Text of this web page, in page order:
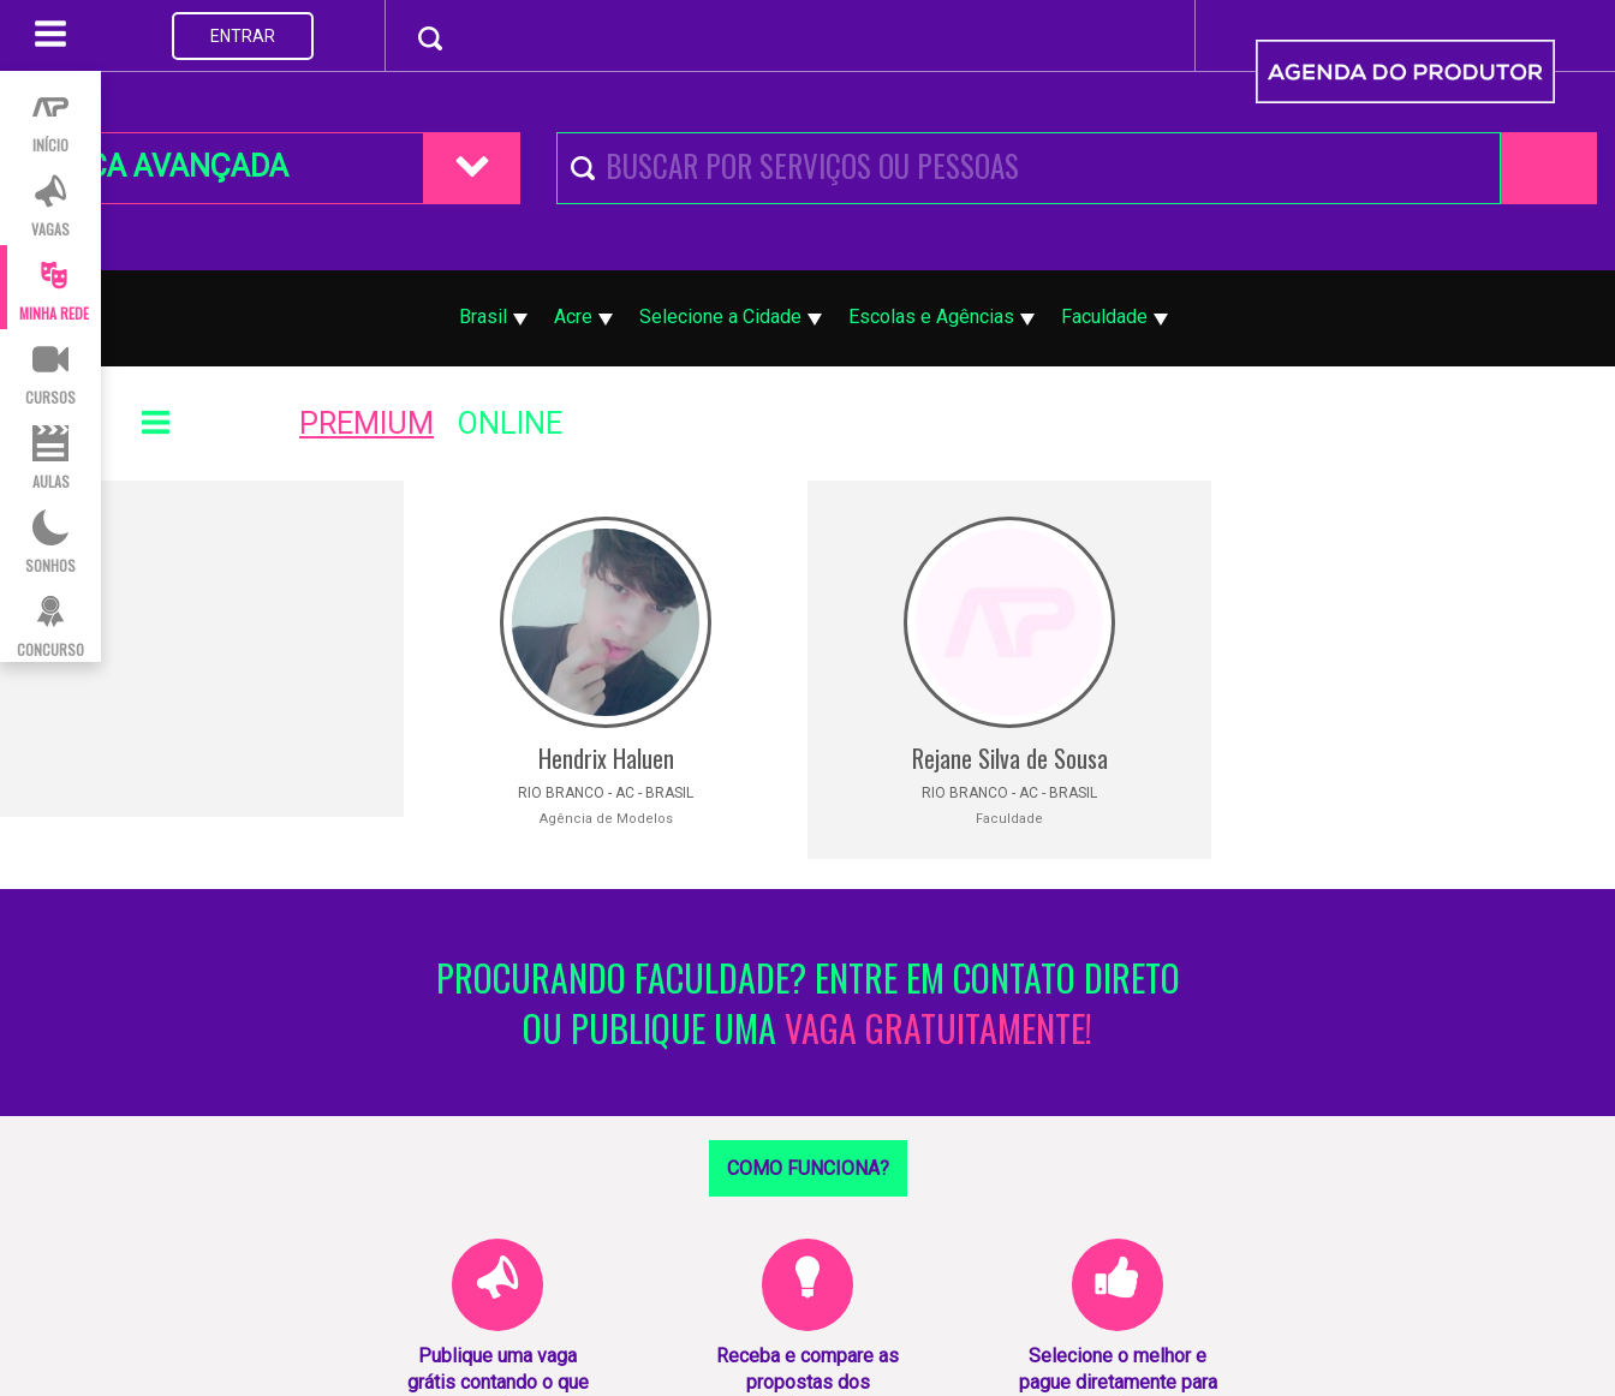
INÍCIO
VAGAS
MINHA REDE
CURSOS
AULAS
SONHOS
CONCURSO
ENTRAR
BUSCA AVANÇADA
Brasil Acre Selecione a Cidade Escolas e Agências Faculdade
PREMIUM ONLINE
Hendrix Haluen
RIO BRANCO - AC - BRASIL
Agência de Modelos
Rejane Silva de Sousa
RIO BRANCO - AC - BRASIL
Faculdade
PROCURANDO FACULDADE? ENTRE EM CONTATO DIRETO
OU PUBLIQUE UMAVAGA GRATUITAMENTE!
COMO FUNCIONA?
Publique uma vaga
grátis contando o que
Receba e compare as
propostas dos
Selecione o melhor e
pague diretamente para